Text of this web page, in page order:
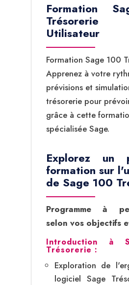
Formation
Utilisateur
Formation Sage 100
Apprenez à votre
prévisions et
trésorerie pour
grâce à cette
spécialisée Sage.
Explorez un
formation sur
de Sage 100
Programme à
selon vos objectifs
Introduction à
Trésorerie :
Exploration de
logiciel Sage